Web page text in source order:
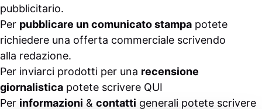
pubblicitario.
Per pubblicare un comunicato stampa potete
richiedere una offerta commerciale scrivendo
alla redazione.
Per inviarci prodotti per una recensione
giornalistica potete scrivere QUI
Per informazioni & contatti generali potete scrivere